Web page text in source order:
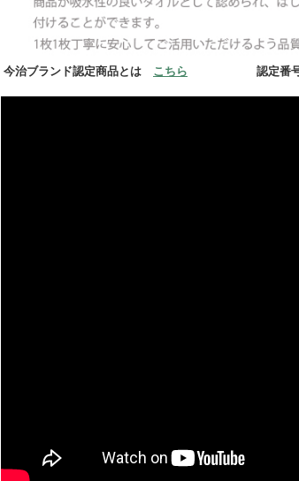
今治ブランド認定商品とは こちら 認定番号：第